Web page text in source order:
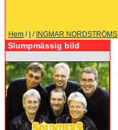
Hem / / INGMAR NORDSTRÖMS
Slumpmässig bild